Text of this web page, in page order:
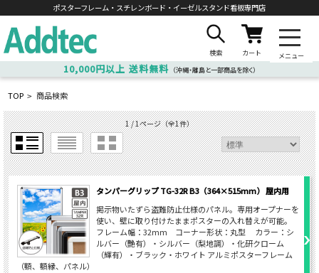
ポスターフレーム・スチレンボード・ イーゼルスタンド看板専門店
検索 カート メニュー
10,000円以上 送料無料 （沖縄・離島と一部商品を除く）
TOP > 商品検索
1 / 1ページ（全1件）
タンパーグリップ TG-32R B3（364×515mm） 屋内用
掲示物いたずら盗難防止仕様のパネル。専用オープナーを
使い、壁に取り付けたままポスターの入れ替えが可能。
フレーム幅：32mm コーナー形状：丸型 カラー：シ
ルバー（艶有）・シルバー（梨地調）・化研クローム
（輝有）・ブラック・ホワイト アルミポスターフレーム
（額、額縁、パネル）